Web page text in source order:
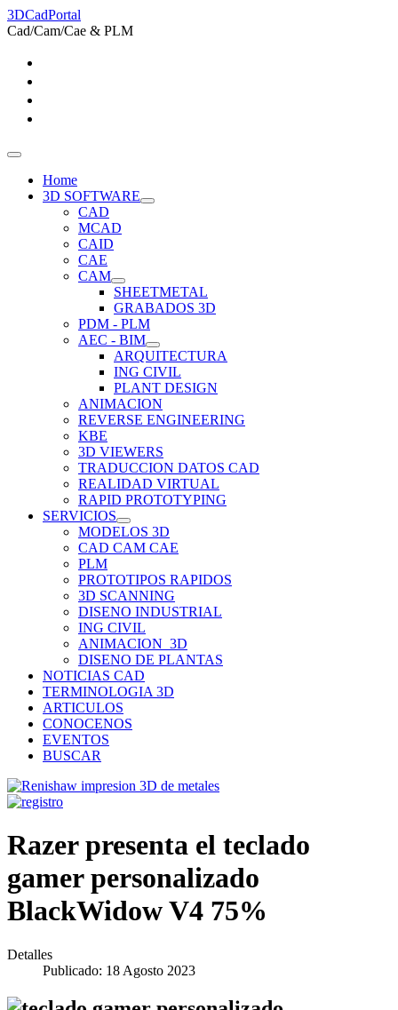
3DCadPortal
Cad/Cam/Cae & PLM
Home
3D SOFTWARE
CAD
MCAD
CAID
CAE
CAM
SHEETMETAL
GRABADOS 3D
PDM - PLM
AEC - BIM
ARQUITECTURA
ING CIVIL
PLANT DESIGN
ANIMACION
REVERSE ENGINEERING
KBE
3D VIEWERS
TRADUCCION DATOS CAD
REALIDAD VIRTUAL
RAPID PROTOTYPING
SERVICIOS
MODELOS 3D
CAD CAM CAE
PLM
PROTOTIPOS RAPIDOS
3D SCANNING
DISENO INDUSTRIAL
ING CIVIL
ANIMACION_3D
DISENO DE PLANTAS
NOTICIAS CAD
TERMINOLOGIA 3D
ARTICULOS
CONOCENOS
EVENTOS
BUSCAR
Razer presenta el teclado
gamer personalizado
BlackWidow V4 75%
Detalles
Publicado: 18 Agosto 2023